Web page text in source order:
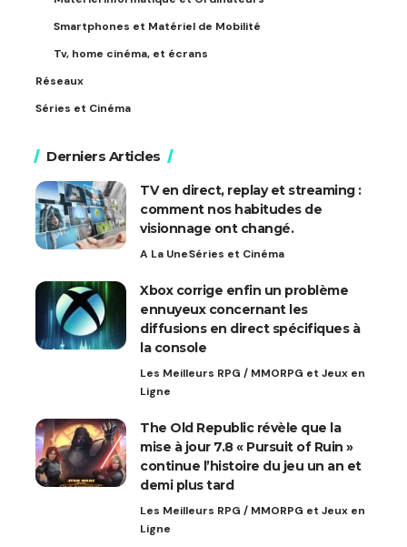
Smartphones et Matériel de Mobilité
Tv, home cinéma, et écrans
Réseaux
Séries et Cinéma
Derniers Articles
TV en direct, replay et streaming :
comment nos habitudes de
visionnage ont changé.
A La UneSéries et Cinéma
Xbox corrige enfin un problème
ennuyeux concernant les
diffusions en direct spécifiques à
la console
Les Meilleurs RPG / MMORPG et Jeux en
Ligne
The Old Republic révèle que la
mise à jour 7.8 « Pursuit of Ruin »
continue l’histoire du jeu un an et
demi plus tard
Les Meilleurs RPG / MMORPG et Jeux en
Ligne